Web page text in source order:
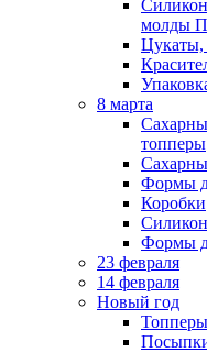
молды
Цукаты,
8 марта
топперы
Формы
Коробки
Формы
23 февраля
14 февраля
Новый год